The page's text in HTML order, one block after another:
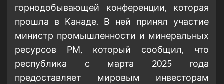
горнодобывающей конференции, которая
прошла в Канаде. В ней принял участие
министр промышленности и минеральных
ресурсов РМ, который сообщил, что
республика с марта 2025 года
предоставляет мировым инвесторам